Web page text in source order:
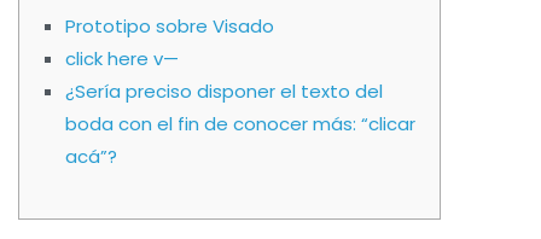
Prototipo sobre Visado
click here v—
¿Serí­a preciso disponer el texto del
boda con el fin de conocer más: “clicar
acá”?